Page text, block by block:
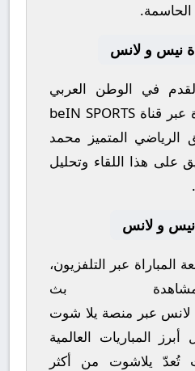
نيس و لانس
في الوطن العربي
عبر قناة beIN SPORTS
الرياضي المتميز محمد
على هذا اللقاء وتحليل
نيس و لانس
المباراة عبر التلفزيون،
بث
لانس عبر منصة يلا شوت
المباريات العالمية
تُعدّ يلاشوت من أكثر